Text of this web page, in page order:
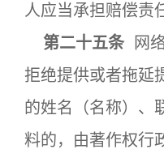
人应当承担赔偿责
第二十五条 网
拒绝提供或者拖延
的姓名（名称）、
料的，由著作权行